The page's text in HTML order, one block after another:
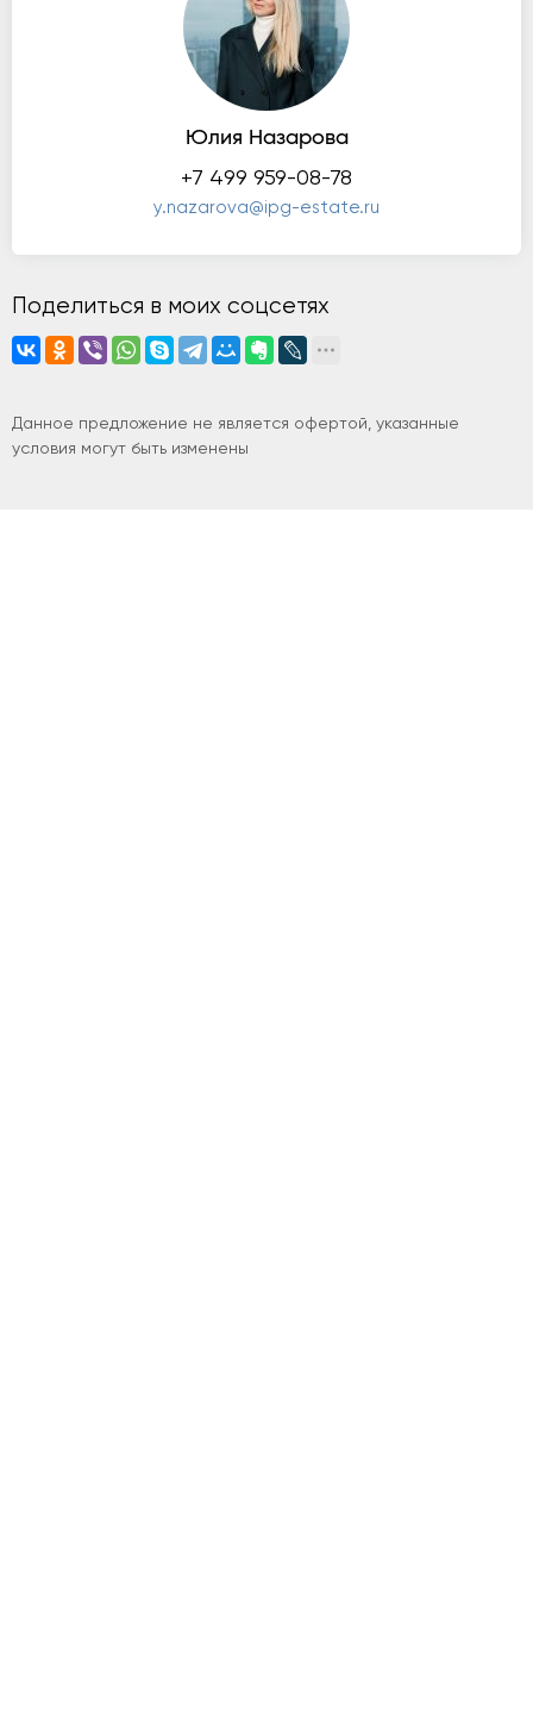
Юлия Назарова
+7 499 959-08-78
y.nazarova@ipg-estate.ru
Поделиться в моих соцсетях
Данное предложение не является офертой, указанные
условия могут быть изменены